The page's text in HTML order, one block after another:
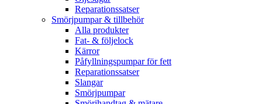
Reparationssatser
Smörjpumpar & tillbehör
Alla produkter
Fat- & följelock
Kärror
Påfyllningspumpar för fett
Reparationssatser
Slangar
Smörjpumpar